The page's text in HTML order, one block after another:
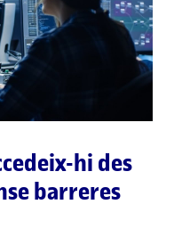
hi des
barreres